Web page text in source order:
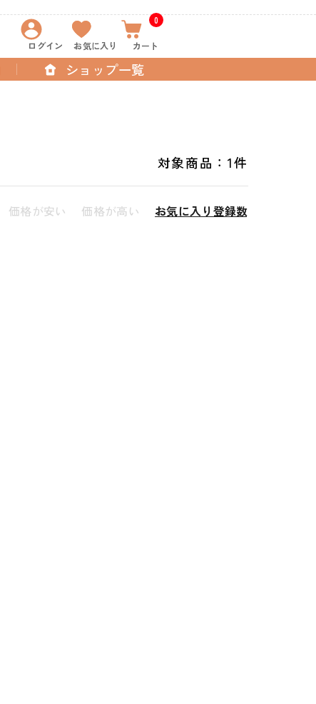
ログイン お気に入り
0
カート
ショップ一覧
対象商品：1件
価格が安い 価格が高い お気に入り登録数